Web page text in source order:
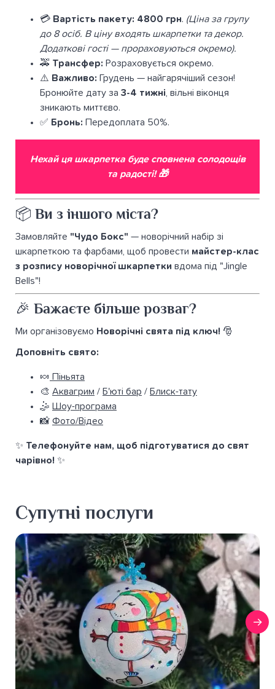
Супутні послуги
💳 Вартість пакету: 4800 грн. (Ціна за групу
до 8 осіб. В ціну входять шкарпетки та декор.
Додаткові гості — прораховуються окремо).
🚕 Трансфер: Розраховується окремо.
⚠️ Важливо: Грудень — найгарячіший сезон!
Бронюйте дату за 3-4 тижні , вільні віконця
зникають миттєво.
✅ Бронь: Передоплата 50%.
Нехай ця шкарпетка буде сповнена солодощів
та радості!🎁
📦 Ви з іншого міста?
Замовляйте "Чудо Бокс" — новорічний набір зі
шкарпеткою та фарбами, щоб провести майстер-клас
з розпису новорічної шкарпетки вдома під "Jingle
Bells"!
🎉 Бажаєте більше розваг?
Ми організовуємо Новорічні свята під ключ! 🎅
Доповніть свято:
🍬 Піньята
🎨 Аквагрим / Б'юті бар / Блиск-тату
🤹 Шоу-програма
📸 Фото/Відео
✨ Телефонуйте нам, щоб підготуватися до свят
чарівно! ✨